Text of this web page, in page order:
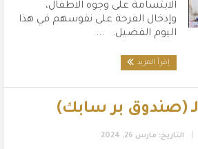
الابتسامة على وجوه الاطفال،
وإدخال الفرحة على نفوسهم في هذا
اليوم الفضيل. ...
إقرأ المزيد
(صندوق بر سابك)
التاريخ: مارس 26, 2024